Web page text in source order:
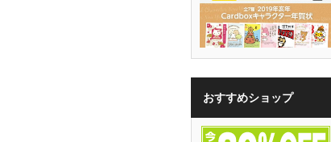
おすすめショップ